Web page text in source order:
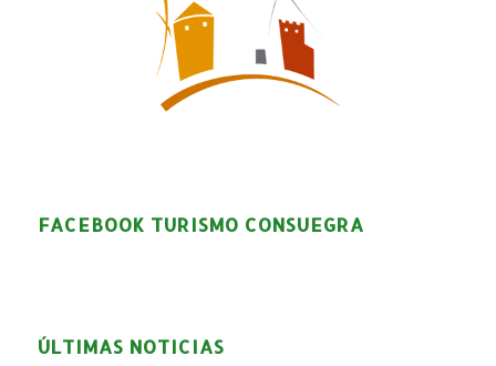
FACEBOOK TURISMO CONSUEGRA
ÚLTIMAS NOTICIAS